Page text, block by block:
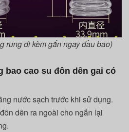
rung đi kèm gắn ngay đầu bao)
bao cao su đôn dên gai có
nước sạch trước khi sử dụng.
dên ra ngoài cho ngắn lại